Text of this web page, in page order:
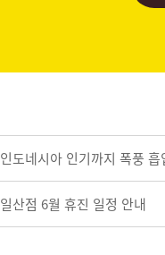
인도네시아 인기까지 폭풍
일산점 6월 휴진 일정 안내